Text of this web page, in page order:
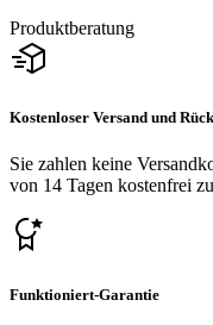
Produktberatung
Kostenloser Versand und
Sie zahlen keine
von 14 Tagen kostenfrei
Funktioniert-Garantie